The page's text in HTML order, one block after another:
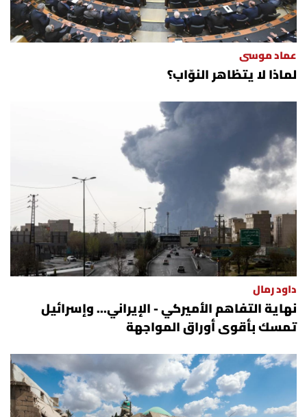
عماد موسى
لماذا لا يتظاهر النوّاب؟
داود رمال
نهاية التفاهم الأميركي - الإيراني... وإسرائيل
تمسك بأقوى أوراق المواجهة